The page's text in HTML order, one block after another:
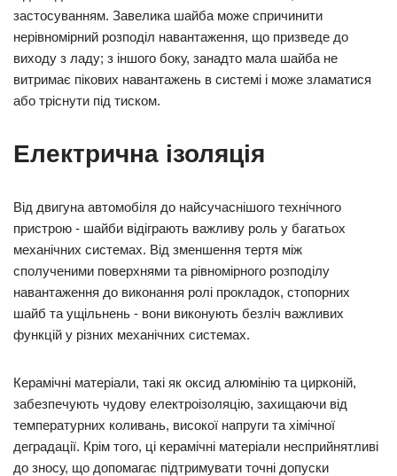
застосуванням. Завелика шайба може спричинити
нерівномірний розподіл навантаження, що призведе до
виходу з ладу; з іншого боку, занадто мала шайба не
витримає пікових навантажень в системі і може зламатися
або тріснути під тиском.
Електрична ізоляція
Від двигуна автомобіля до найсучаснішого технічного
пристрою - шайби відіграють важливу роль у багатьох
механічних системах. Від зменшення тертя між
сполученими поверхнями та рівномірного розподілу
навантаження до виконання ролі прокладок, стопорних
шайб та ущільнень - вони виконують безліч важливих
функцій у різних механічних системах.
Керамічні матеріали, такі як оксид алюмінію та цирконій,
забезпечують чудову електроізоляцію, захищаючи від
температурних коливань, високої напруги та хімічної
деградації. Крім того, ці керамічні матеріали несприйнятливі
до зносу, що допомагає підтримувати точні допуски